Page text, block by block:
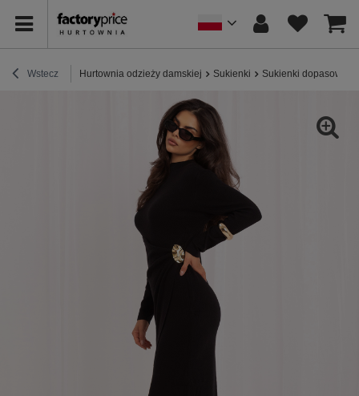
Wstecz Hurtownia odzieży damskiej Sukienki Sukienki dopasowane